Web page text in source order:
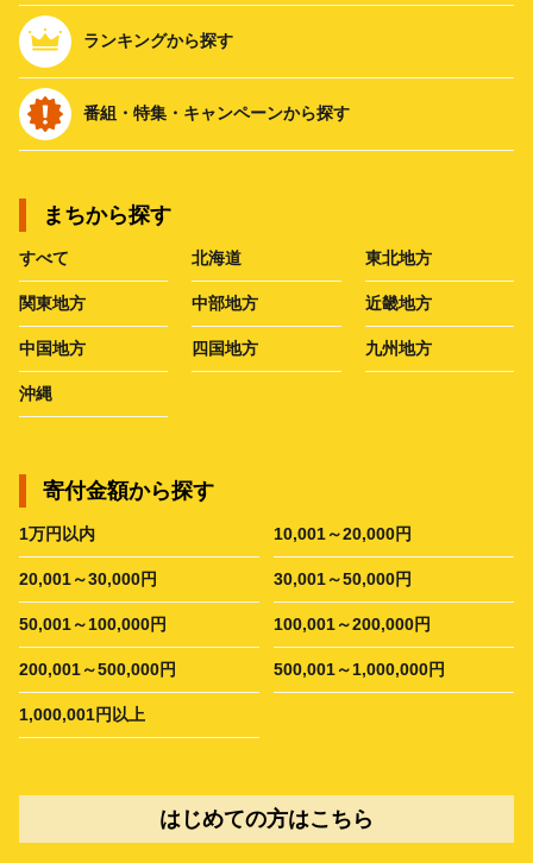
ランキングから探す
番組・特集・キャンペーンから探す
まちから探す
すべて 北海道 東北地方
関東地方 中部地方 近畿地方
中国地方 四国地方 九州地方
沖縄
寄付金額から探す
1万円以内 10,001～20,000円
20,001～30,000円 30,001～50,000円
50,001～100,000円 100,001～200,000円
200,001～500,000円 500,001～1,000,000円
1,000,001円以上
はじめての方はこちら